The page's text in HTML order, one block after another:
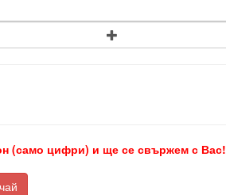
(само цифри) и ще се свържем с Вас!